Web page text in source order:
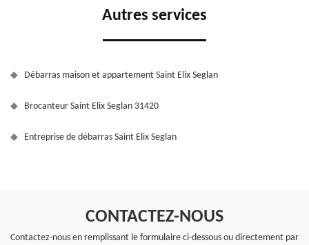
Autres services
Débarras maison et appartement Saint Elix Seglan
Brocanteur Saint Elix Seglan 31420
Entreprise de débarras Saint Elix Seglan
CONTACTEZ-NOUS
Contactez-nous en remplissant le formulaire ci-dessous ou directement par